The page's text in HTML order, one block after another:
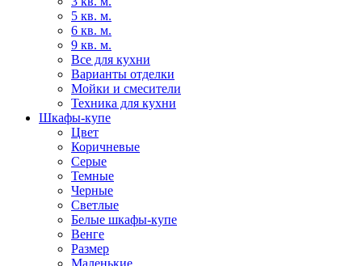
5 кв. м.
6 кв. м.
9 кв. м.
Все для кухни
Варианты отделки
Мойки и смесители
Техника для кухни
Шкафы-купе
Цвет
Коричневые
Серые
Темные
Черные
Светлые
Белые шкафы-купе
Венге
Размер
Маленькие